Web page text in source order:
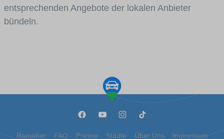
entsprechenden Angebote der lokalen Anbieter
bündeln.
Ratgeber FAQ Presse Städte Über Uns Impressum